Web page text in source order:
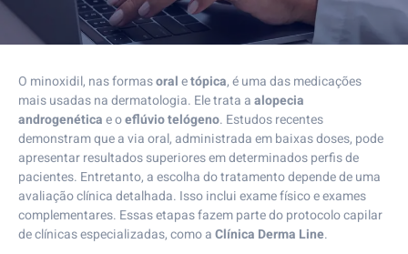
O minoxidil, nas formasoraletópica, é uma das medicações
mais usadas na dermatologia. Ele trata aalopecia
androgenéticae oeflúvio telógeno. Estudos recentes
demonstram que a via oral, administrada em baixas doses, pode
apresentar resultados superiores em determinados perfis de
pacientes. Entretanto, a escolha do tratamento depende de uma
avaliação clínica detalhada. Isso inclui exame físico e exames
complementares. Essas etapas fazem parte do protocolo capilar
de clínicas especializadas, como aClínica Derma Line.